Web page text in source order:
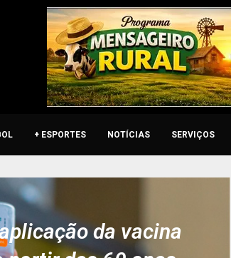
+ ESPORTES NOTÍCIAS SERVIÇOS
da vacina